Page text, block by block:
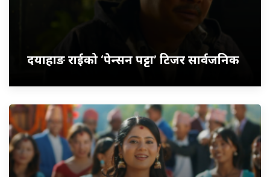
दयाहाङ राईको ‘पेन्सन पट्टा’ टिजर सार्वजनिक